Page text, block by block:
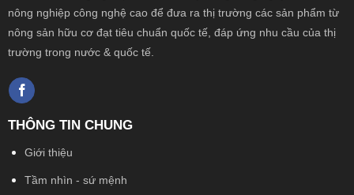
nông nghiệp công nghệ cao để đưa ra thị trường các sản phẩm từ
nông sản hữu cơ đạt tiêu chuẩn quốc tế, đáp ứng nhu cầu của thị
trường trong nước & quốc tế.
THÔNG TIN CHUNG
Giới thiệu
Tầm nhìn - sứ mệnh